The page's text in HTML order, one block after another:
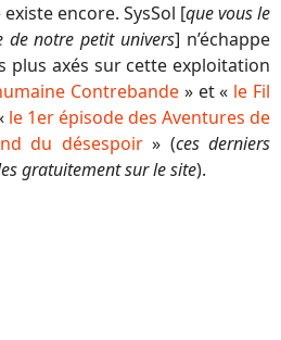
encore. SysSol [que vous le
de notre petit univers] n’échappe
plus axés sur cette exploitation
Contrebande » et « le Fil
le 1er épisode des Aventures de
du désespoir» (ces derniers
gratuitement sur le site).